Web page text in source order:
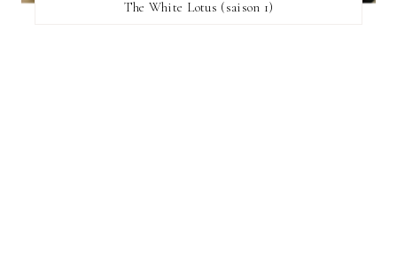
The White Lotus (saison 1)